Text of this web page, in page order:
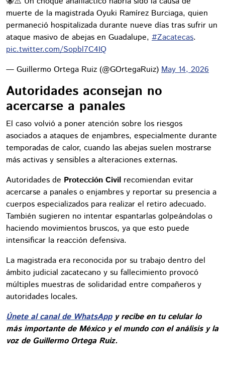
muerte de la magistrada Oyuki Ramírez Burciaga, quien
permaneció hospitalizada durante nueve días tras sufrir un
ataque masivo de abejas en Guadalupe, #Zacatecas.
pic.twitter.com/Sopbl7C4IQ
— Guillermo Ortega Ruiz (@GOrtegaRuiz) May 14, 2026
Autoridades aconsejan no
acercarse a panales
El caso volvió a poner atención sobre los riesgos
asociados a ataques de enjambres, especialmente durante
temporadas de calor, cuando las abejas suelen mostrarse
más activas y sensibles a alteraciones externas.
Autoridades de Protección Civil recomiendan evitar
acercarse a panales o enjambres y reportar su presencia a
cuerpos especializados para realizar el retiro adecuado.
También sugieren no intentar espantarlas golpeándolas o
haciendo movimientos bruscos, ya que esto puede
intensificar la reacción defensiva.
La magistrada era reconocida por su trabajo dentro del
ámbito judicial zacatecano y su fallecimiento provocó
múltiples muestras de solidaridad entre compañeros y
autoridades locales.
Únete al canal de WhatsAppy recibe en tu celular lo
más importante de México y el mundo con el análisis y la
voz de Guillermo Ortega Ruiz.